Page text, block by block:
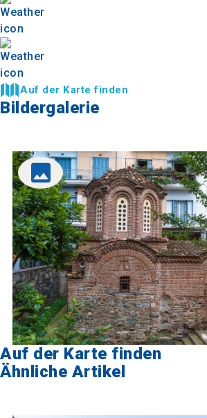
Auf der Karte finden
Bildergalerie
Auf der Karte finden
Ähnliche Artikel